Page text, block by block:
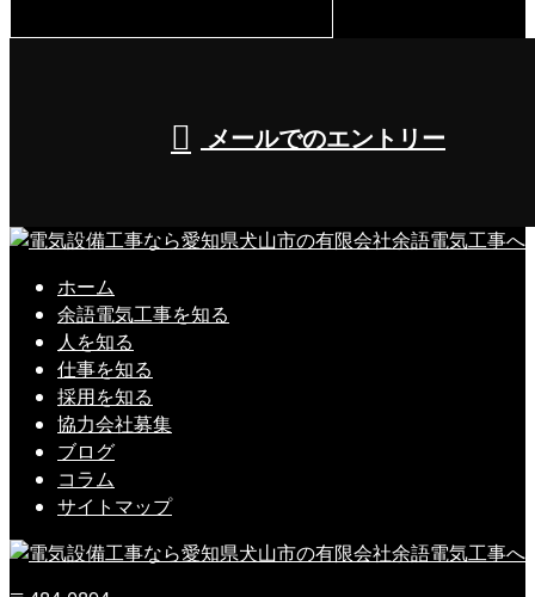
メールでのエントリー
ホーム
余語電気工事を知る
人を知る
仕事を知る
採用を知る
協力会社募集
ブログ
コラム
サイトマップ